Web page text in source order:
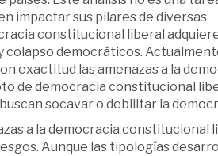
impactar sus pilares de diversas
constitucional liberal
colapso democráticos.
exactitud las amenazas a la
de democracia constitucional
socavar o debilitar la
a la democracia constitucional
Aunque las tipologías